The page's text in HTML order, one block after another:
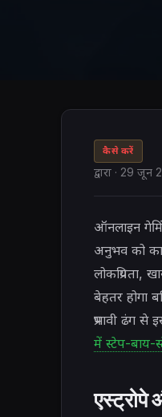
कैसे करें
द्वारा · 29 जून
ऑनलाइन
अनुभव को
बेहतर होगा
प्रभावी ढंग
में स्टेप-बाय-
एस्ट्रोपे